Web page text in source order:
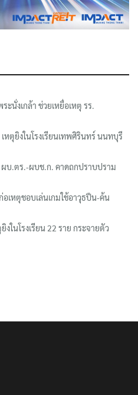
ะนั่งเกล้า ช่วยเหยื่อเหตุ รร.
หตุยิงในโรงเรียนเทพศิรินทร์ นนทบุรี
บ.ตร.-ผบช.ก. คาดถกปราบปราม
เหตุชอบเล่นเกมใช้อาวุธปืน-ค้น
ในโรงเรียน 22 ราย กระจายตัว